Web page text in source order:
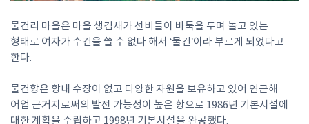
물건리 마을은 마을 생김새가 선비들이 바둑을 두며 놀고 있는
형태로 여자가 수건을 쓸 수 없다 해서 ‘물건’이라 부르게 되었다고
한다.
물건항은 항내 수장이 없고 다양한 자원을 보유하고 있어 연근해
어업 근거지로써의 발전 가능성이 높은 항으로 1986년 기본시설에
대한 계획을 수립하고 1998년 기본시설을 완공했다.